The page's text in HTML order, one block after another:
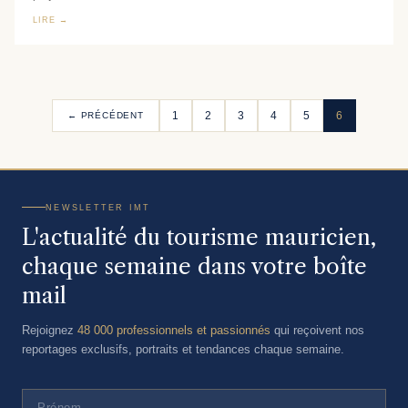
LIRE →
← PRÉCÉDENT 1 2 3 4 5 6
NEWSLETTER IMT
L'actualité du tourisme mauricien,
chaque semaine dans votre boîte
mail
Rejoignez 48 000 professionnels et passionnés qui reçoivent nos
reportages exclusifs, portraits et tendances chaque semaine.